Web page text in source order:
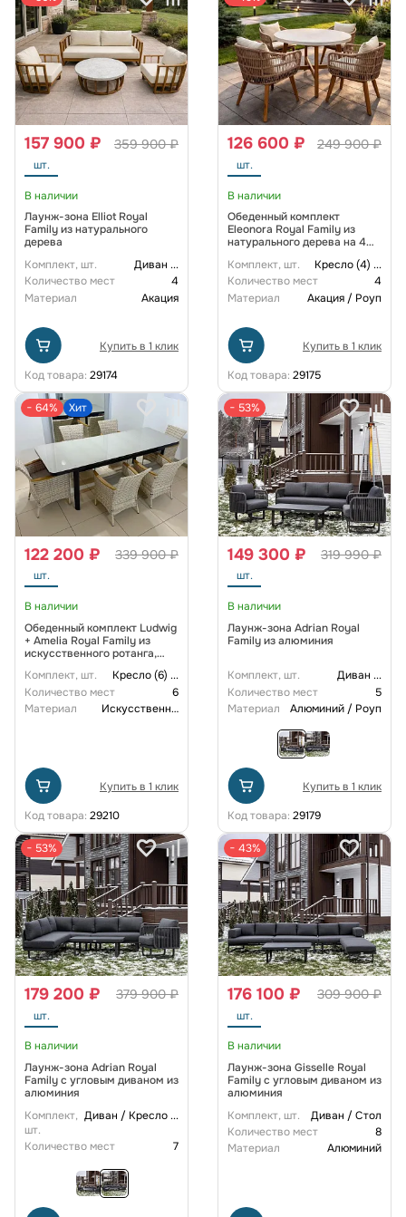
359 900 ₽
157 900 ₽
шт.
В наличии
Лаунж-зона Elliot Royal
Family из натурального
дерева
Комплект, шт.
Диван ...
Количество мест
4
Материал
Акация
Купить в 1 клик
Код товара: 29174
249 900 ₽
126 600 ₽
шт.
В наличии
Обеденный комплект
Eleonora Royal Family из
натурального дерева на 4
Комплект, шт. Кресло (4) ...
Количество мест
4
Материал
Акация / Роуп
Купить в 1 клик
Код товара: 29175
− 64% Хит
339 900 ₽
122 200 ₽
шт.
В наличии
Обеденный комплект Ludwig
+ Amelia Royal Family из
искусственного ротанга,
Комплект, шт. Кресло (6) ...
Количество мест
6
Материал
Искусственный ротанг
Купить в 1 клик
Код товара: 29210
− 53%
319 990 ₽
149 300 ₽
шт.
В наличии
Лаунж-зона Adrian Royal
Family из алюминия
Комплект, шт. Диван ...
Количество мест
5
Материал
Алюминий / Роуп
Купить в 1 клик
Код товара: 29179
− 53%
379 900 ₽
179 200 ₽
шт.
В наличии
Лаунж-зона Adrian Royal
Family с угловым диваном из
алюминия
Комплект,
шт.
Диван / Кресло...
Количество мест 7
− 43%
309 900 ₽
176 100 ₽
шт.
В наличии
Лаунж-зона Gisselle Royal
Family с угловым диваном из
алюминия
Комплект, шт.
Диван / Стол
Количество мест
8
Материал
Алюминий